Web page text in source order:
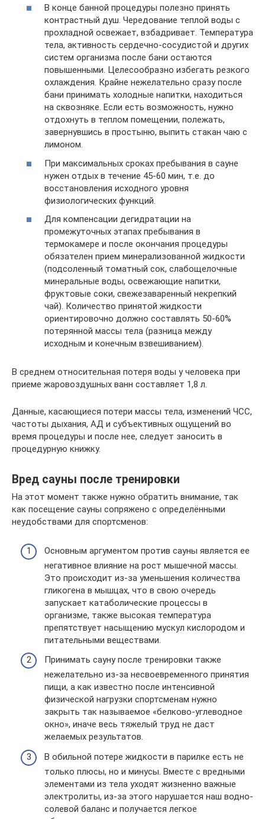
В конце банной процедуры полезно принять
контрастный душ. Чередование теплой воды с
прохладной освежает, взбадривает. Температура
тела, активность сердечно-сосудистой и других
систем организма после бани остаются
повышенными. Целесообразно избегать резкого
охлаждения. Крайне нежелательно сразу после
бани принимать холодные напитки, находиться
на сквозняке. Если есть возможность, нужно
отдохнуть в теплом помещении, полежать,
завернувшись в простыню, выпить стакан чаю с
лимоном.
При максимальных сроках пребывания в сауне
нужен отдых в течение 45-60 мин, т.е. до
восстановления исходного уровня
физиологических функций.
Для компенсации дегидратации на
промежуточных этапах пребывания в
термокамере и после окончания процедуры
обязателен прием минерализованной жидкости
(подсоленный томатный сок, слабощелочные
минеральные воды, освежающие напитки,
фруктовые соки, свежезаваренный некрепкий
чай). Количество принятой жидкости
ориентировочно должно составлять 50-60%
потерянной массы тела (разница между
исходным и конечным взвешиванием).
В среднем относительная потеря воды у человека при
приеме жаровоздушных ванн составляет 1,8 л.
Данные, касающиеся потери массы тела, изменений ЧСС,
частоты дыхания, АД и субъективных ощущений во
время процедуры и после нее, следует заносить в
процедурную книжку.
Вред сауны после тренировки
На этот момент также нужно обратить внимание, так
как посещение сауны сопряжено с определёнными
неудобствами для спортсменов:
Основным аргументом против сауны является ее
негативное влияние на рост мышечной массы.
Это происходит из-за уменьшения количества
гликогена в мышцах, что в свою очередь
запускает катаболические процессы в
организме, также высокая температура
препятствует насыщению мускул кислородом и
питательными веществами.
Принимать сауну после тренировки также
нежелательно из-за несвоевременного принятия
пищи, а как известно после интенсивной
физической нагрузки спортсменам нужно
закрыть так называемое «белково-углеводное
окно», иначе весь тяжелый труд не даст
желаемых результатов.
В обильной потере жидкости в парилке есть не
только плюсы, но и минусы. Вместе с вредными
элементами из тела уходят жизненно важные
электролиты, из-за этого нарушается наш водно-
солевой баланс и получается легкое